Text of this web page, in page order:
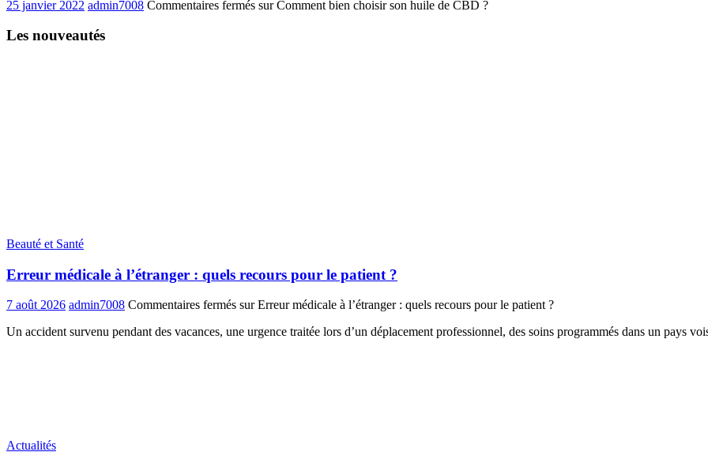
25 janvier 2022 admin7008 Commentaires fermés sur Comment bien choisir son huile de CBD ?
Les nouveautés
Beauté et Santé
Erreur médicale à l’étranger : quels recours pour le patient ?
7 août 2026 admin7008 Commentaires fermés sur Erreur médicale à l’étranger : quels recours pour le patient ?
Un accident survenu pendant des vacances, une urgence traitée lors d’un déplacement professionnel, des soins programmés dans un pays
Actualités